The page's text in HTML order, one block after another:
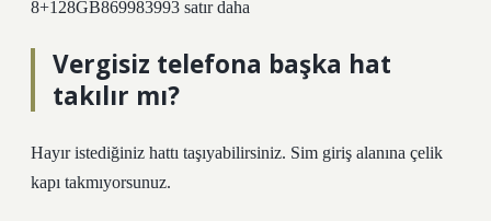
8+128GB869983993 satır daha
Vergisiz telefona başka hat
takılır mı?
Hayır istediğiniz hattı taşıyabilirsiniz. Sim giriş alanına çelik
kapı takmıyorsunuz.